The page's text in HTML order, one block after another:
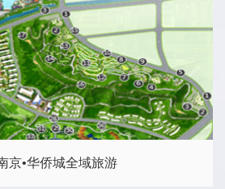
京•华侨城全域旅游